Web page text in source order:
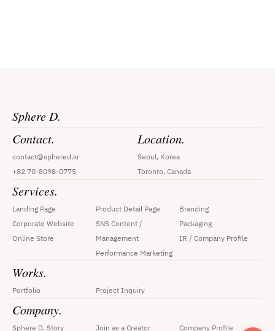
Sphere D.
Contact.
contact@sphered.kr
+82 70-8098-0775
Location.
Seoul, Korea
Toronto, Canada
Services.
Branding
Packaging
IR / Company Profile
Landing Page
Corporate Website
Online Store
Product Detail Page
SNS Content /
Management
Performance Marketing
Works.
Portfolio Project Inquiry
Company.
Sphere D. Story Join as a Creator Company Profile